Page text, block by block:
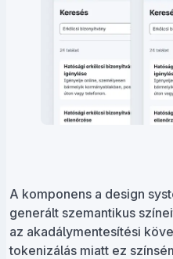
A komponens a design
generált szemantikus
az akadálymentesítési
tokenizálás miatt ez